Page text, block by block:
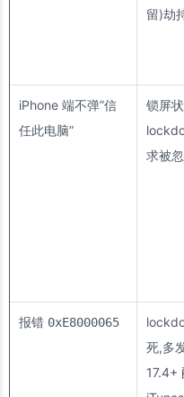
留)劫
iPhone 端不弹”信
任此电脑”
锁屏
求被
报错 0xE8000065
死,多
17.4+